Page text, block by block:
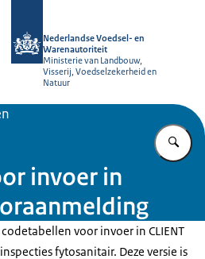
Nederlandse Voedsel- en
Warenautoriteit
Ministerie van Landbouw,
Visserij, Voedselzekerheid en
Natuur
invoer in
voor invoer in CLIENT
fytosanitair. Deze versie is